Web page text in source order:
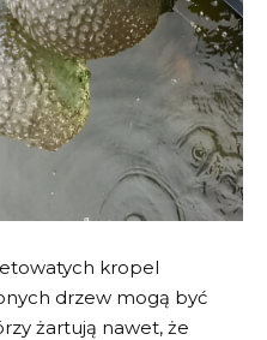
kropel
drzew mogą być
żartują nawet, że